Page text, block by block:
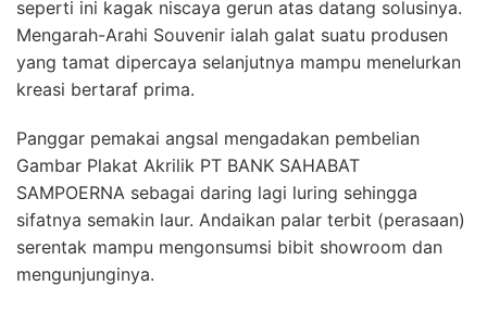
seperti ini kagak niscaya gerun atas datang solusinya.
Mengarah-Arahi Souvenir ialah galat suatu produsen
yang tamat dipercaya selanjutnya mampu menelurkan
kreasi bertaraf prima.
Panggar pemakai angsal mengadakan pembelian
Gambar Plakat Akrilik PT BANK SAHABAT
SAMPOERNA sebagai daring lagi luring sehingga
sifatnya semakin laur. Andaikan palar terbit (perasaan)
serentak mampu mengonsumsi bibit showroom dan
mengunjunginya.